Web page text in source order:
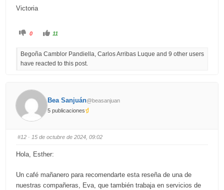
Victoria
C
k
o
m
s
d
o
w
0
C
l
k
o
b
s
u
p
11
Begoña Camblor Pandiella, Carlos Arribas Luque and 9 other users
have reacted to this post.
Bea Sanjuán@beasanjuan
5 publicaciones
#12 · 15 de octubre de 2024, 09:02
Hola, Esther:
Un café mañanero para recomendarte esta reseña de una de
nuestras compañeras, Eva, que también trabaja en servicios de